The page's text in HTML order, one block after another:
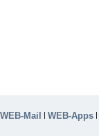
WEB-Mail | WEB-Apps |